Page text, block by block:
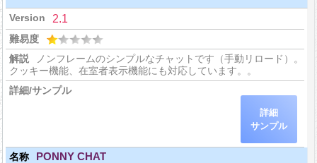
2.1
ノンフレームのシンプルなチャットです（手動リロード）。
クッキー機能、在室者表示機能にも対応しています。。
詳細
サンプル
PONNY CHAT